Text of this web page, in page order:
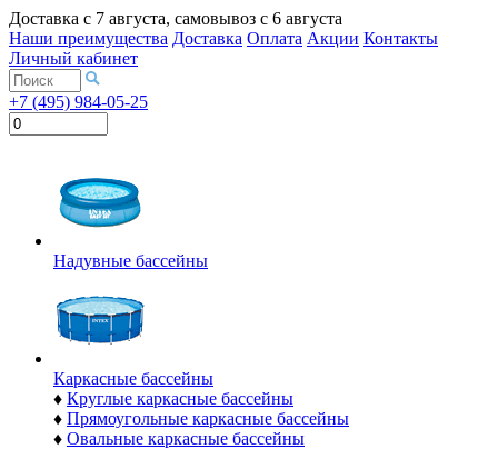
Доставка с 7 августа, самовывоз с 6 августа
Наши преимущества Доставка Оплата Акции Контакты
Личный кабинет
+7 (495) 984-05-25
Надувные бассейны
Каркасные бассейны
♦ Круглые каркасные бассейны
♦ Прямоугольные каркасные бассейны
♦ Овальные каркасные бассейны